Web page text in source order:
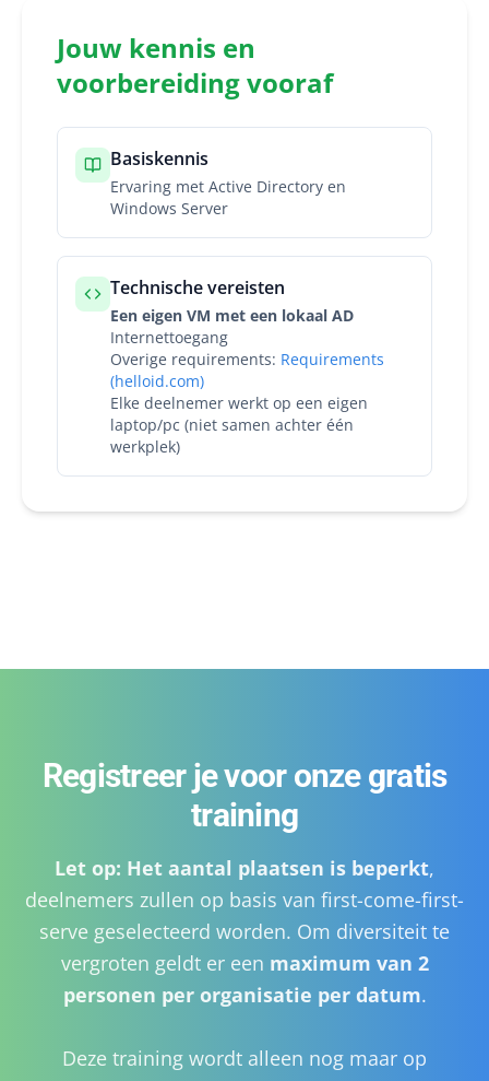
Jouw kennis en
voorbereiding vooraf
Basiskennis
Ervaring met Active Directory en
Windows Server
Technische vereisten
Een eigen VM met een lokaal AD
Internettoegang
Overige requirements: Requirements
(helloid.com)
Elke deelnemer werkt op een eigen
laptop/pc (niet samen achter één
werkplek)
Registreer je voor onze gratis
training
Let op: Het aantal plaatsen is beperkt,
deelnemers zullen op basis van first-come-first-
serve geselecteerd worden. Om diversiteit te
vergroten geldt er een maximum van 2
personen per organisatie per datum.
Deze training wordt alleen nog maar op